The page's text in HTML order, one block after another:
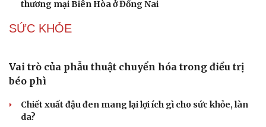
Du lịch
Tư vấn
check-in
Podcast
Cửa sổ tình yêu
thương mại Biên Hòa ở Đồng Nai
SỨC KHỎE
Vai trò của phẫu thuật chuyển hóa trong điều trị
béo phì
Chiết xuất đậu đen mang lại lợi ích gì cho sức khỏe, làn
da?